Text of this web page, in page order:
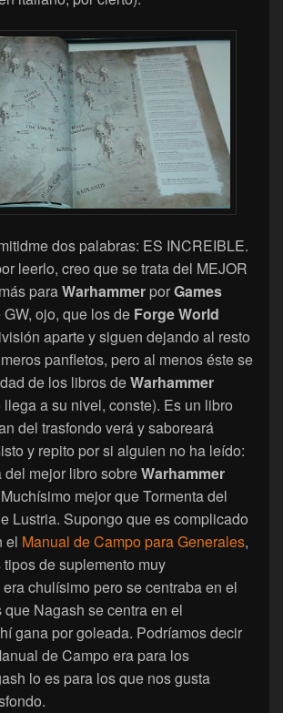
dos palabras: ES INCREIBLE.
leerlo, creo que se trata del MEJOR
paraWarhammer porGames
GW, ojo, que los de Forge World
aparte y siguen dejando al resto
panfletos, pero al menos éste se
de los libros deWarhammer
llega a su nivel, conste). Es un libro
del trasfondo verá y saboreará
y repito por si alguien no ha leído:
del mejor libro sobreWarhammer
mejor que Tormenta del
Lustria. Supongo que es complicado
el Manual de Campo para Generales,
de suplemento muy
chulísimo pero se centraba en el
que Nagash se centra en el
gana por goleada. Podríamos decir
de Campo era para los
lo es para los que nos gusta